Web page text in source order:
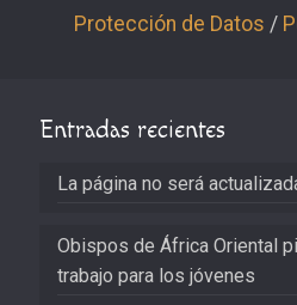
Protección de Datos /
Entradas recientes
La página no será
Obispos de África Oriental
trabajo para los jóvenes